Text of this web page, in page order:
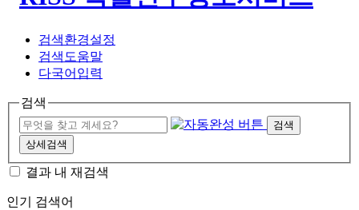
검색환경설정
검색도움말
다국어입력
검색
검색
상세검색
결과 내 재검색
인기 검색어